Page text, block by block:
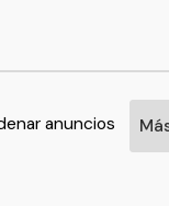
anuncios